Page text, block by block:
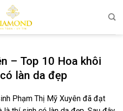
– Top 10 Hoa khôi
làn da đẹp
Phạm Thị Mỹ Xuyên đã đạt